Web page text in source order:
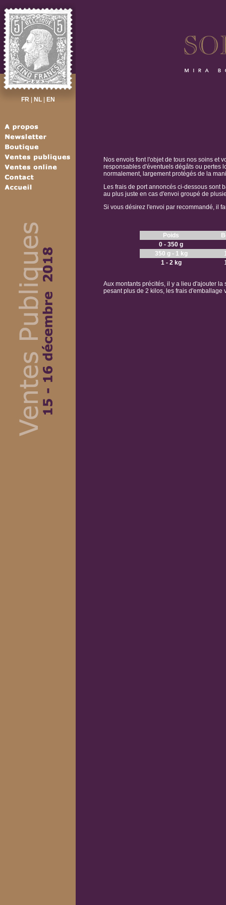
FR| NL| EN
Nos envois font l'objet de tous nos soins et
responsables d'éventuels dégâts ou pertes
normalement, largement protégés de la
Les frais de port annoncés ci-dessous sont
au plus juste en cas d'envoi groupé de
Si vous désirez l'envoi par recommandé, il
Poids
0 - 350 g
350 g - 1 kg
1 - 2 kg
Aux montants précités, il y a lieu d'ajouter
pesant plus de 2 kilos, les frais d'emballage